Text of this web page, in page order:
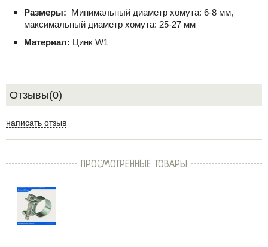
Размеры: Минимальный диаметр хомута: 6-8 мм,
максимальный диаметр хомута: 25-27 мм
Материал: Цинк W1
Отзывы(0)
написать отзыв
ПРОСМОТРЕННЫЕ ТОВАРЫ